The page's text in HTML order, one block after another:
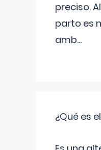
preciso.
parto es
amb...
¿Qué es